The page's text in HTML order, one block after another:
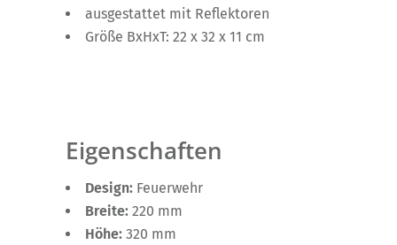
ausgestattet mit Reflektoren
Größe BxHxT: 22 x 32 x 11 cm
Eigenschaften
Design: Feuerwehr
Breite: 220 mm
Höhe: 320 mm